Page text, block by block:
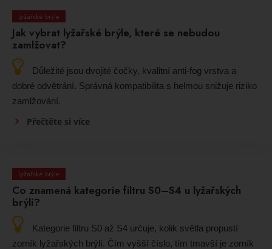
Lyžařské brýle
Jak vybrat lyžařské brýle, které se nebudou
zamlžovat?
Důležité jsou dvojité čočky, kvalitní anti-fog vrstva a
dobré odvětrání. Správná kompatibilita s helmou snižuje riziko
zamlžování.
Přečtěte si více
Lyžařské brýle
Co znamená kategorie filtru S0–S4 u lyžařských
brýlí?
Kategorie filtru S0 až S4 určuje, kolik světla propustí
zorník lyžařských brýlí. Čím vyšší číslo, tím tmavší je zorník